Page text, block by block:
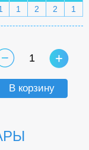
1 2 2 1
1
В корзину